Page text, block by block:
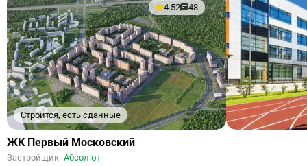
Строится, есть сданные
4.52 48
Ссылка
объект
ЖК Первый Московский
Застройщик Абсолют